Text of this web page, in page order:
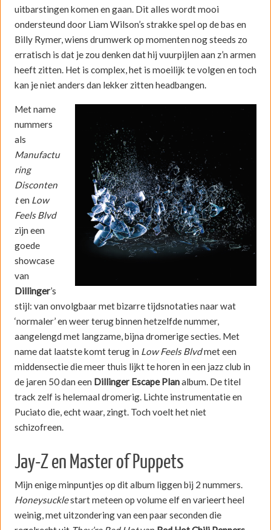
uitbarstingen komen en gaan. Dit alles wordt mooi
ondersteund door Liam Wilson’s strakke spel op de bas en
Billy Rymer, wiens drumwerk op momenten nog steeds zo
erratisch is dat je zou denken dat hij vuurpijlen aan z’n armen
heeft zitten. Het is complex, het is moeilijk te volgen en toch
kan je niet anders dan lekker zitten headbangen.
Met name
nummers
als
Manufactu
ring
Disconten
ten Low
Feels Blvd
zijn een
goede
showcase
van
Dillinger’s
stijl: van onvolgbaar met bizarre tijdsnotaties naar wat
‘normaler’ en weer terug binnen hetzelfde nummer,
aangelengd met langzame, bijna dromerige secties. Met
name dat laatste komt terug in Low Feels Blvdmet een
middensectie die meer thuis lijkt te horen in een jazz club in
de jaren 50 dan een Dillinger Escape Planalbum. De titel
track zelf is helemaal dromerig. Lichte instrumentatie en
Puciato die, echt waar, zingt. Toch voelt het niet
schizofreen.
Jay-Z en Master of Puppets
Mijn enige minpuntjes op dit album liggen bij 2 nummers.
Honeysucklestart meteen op volume elf en varieert heel
weinig, met uitzondering van een paar seconden die